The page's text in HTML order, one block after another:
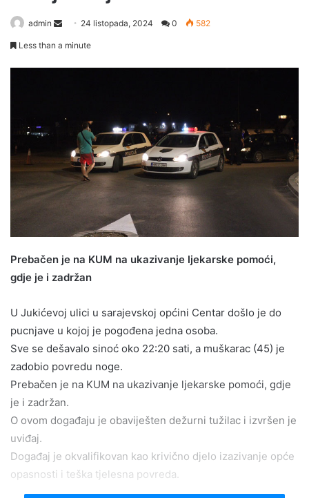
admin
Send 24 listopada, 2024 0 582
Less than a minute
Prebačen je na KUM na ukazivanje ljekarske pomoći,
gdje je i zadržan
U Jukićevoj ulici u sarajevskoj općini Centar došlo je do
pucnjave u kojoj je pogođena jedna osoba.
Sve se dešavalo sinoć oko 22:20 sati, a muškarac (45) je
zadobio povredu noge.
Prebačen je na KUM na ukazivanje ljekarske pomoći, gdje
je i zadržan.
O ovom događaju je obaviješten dežurni tužilac i izvršen je
uviđaj.
Događaj je okvalifikovan kao krivično djelo izazivanje opće
opasnosti i teška tjelesna povreda.